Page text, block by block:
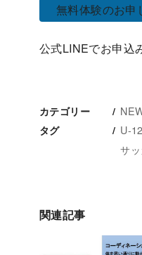
無料体験のお申
公式LINEでお申
カテゴリー
タグ U-
サ
関連記事